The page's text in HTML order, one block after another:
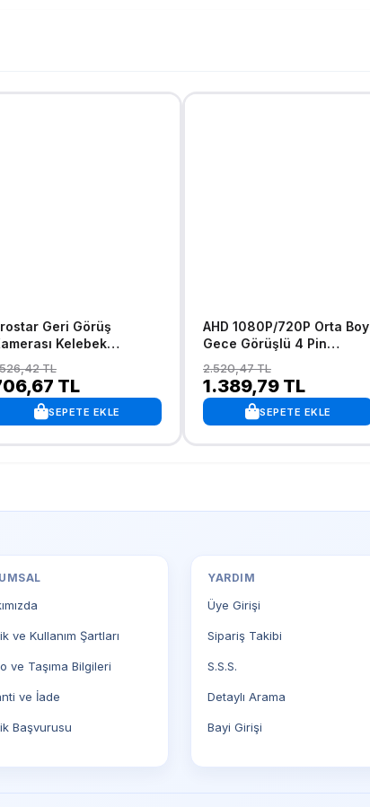
Geri Görüş
Kelebek
TL
TL
SEPETE EKLE
AHD 1080P/720P Orta Boy
Gece Görüşlü 4 Pin
Kamerası
2.520,47 TL
1.389,79 TL
SEPETE EKLE
ve Kullanım Şartları
ve Taşıma Bilgileri
ve İade
Başvurusu
YARDIM
Üye Girişi
Sipariş Takibi
S.S.S.
Detaylı Arama
Bayi Girişi